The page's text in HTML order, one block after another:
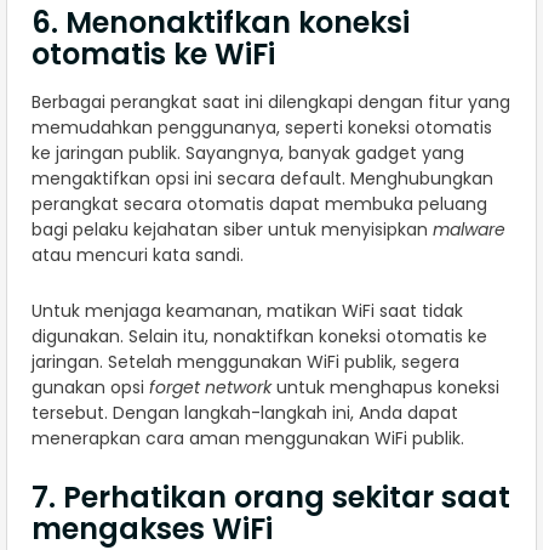
6. Menonaktifkan koneksi
otomatis ke WiFi
Berbagai perangkat saat ini dilengkapi dengan fitur yang
memudahkan penggunanya, seperti koneksi otomatis
ke jaringan publik. Sayangnya, banyak gadget yang
mengaktifkan opsi ini secara default. Menghubungkan
perangkat secara otomatis dapat membuka peluang
bagi pelaku kejahatan siber untuk menyisipkan malware
atau mencuri kata sandi.
Untuk menjaga keamanan, matikan WiFi saat tidak
digunakan. Selain itu, nonaktifkan koneksi otomatis ke
jaringan. Setelah menggunakan WiFi publik, segera
gunakan opsi forget networkuntuk menghapus koneksi
tersebut. Dengan langkah-langkah ini, Anda dapat
menerapkan cara aman menggunakan WiFi publik.
7. Perhatikan orang sekitar saat
mengakses WiFi